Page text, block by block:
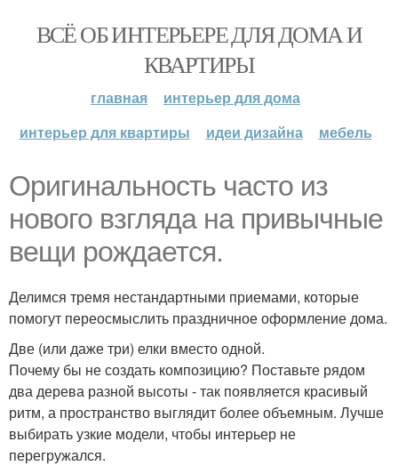
ВСЁ ОБ ИНТЕРЬЕРЕ ДЛЯ ДОМА И
КВАРТИРЫ
главная
интерьер для дома
интерьер для квартиры
идеи дизайна мебель
Оригинальность часто из
нового взгляда на привычные
вещи рождается.
Делимся тремя нестандартными приемами, которые
помогут переосмыслить праздничное оформление дома.
Две (или даже три) елки вместо одной.
Почему бы не создать композицию? Поставьте рядом
два дерева разной высоты - так появляется красивый
ритм, а пространство выглядит более объемным. Лучше
выбирать узкие модели, чтобы интерьер не
перегружался.